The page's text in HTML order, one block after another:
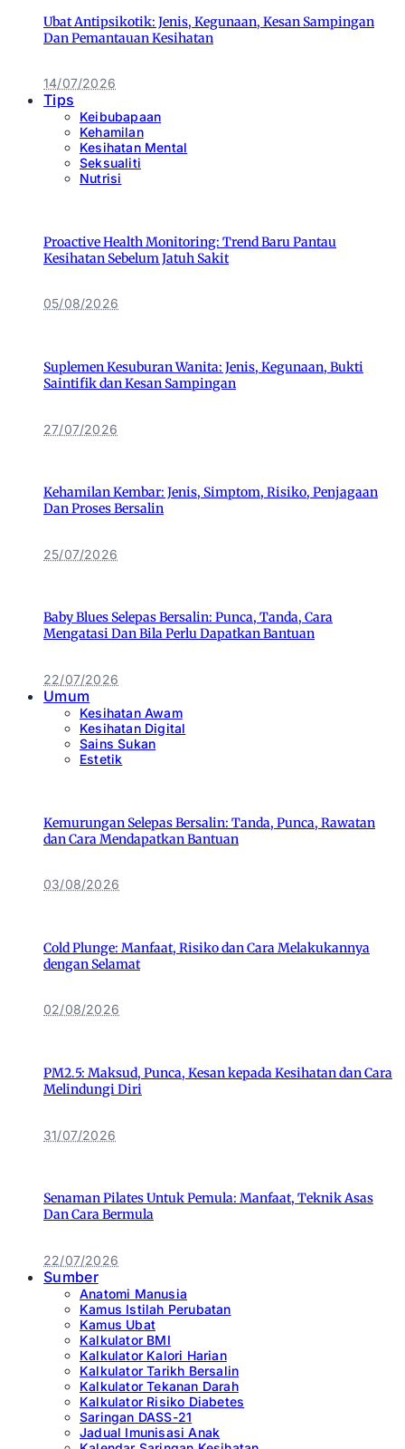
Ubat Antipsikotik: Jenis, Kegunaan, Kesan Sampingan
Dan Pemantauan Kesihatan
14/07/2026
Tips
Keibubapaan
Kehamilan
Kesihatan Mental
Seksualiti
Nutrisi
Proactive Health Monitoring: Trend Baru Pantau
Kesihatan Sebelum Jatuh Sakit
05/08/2026
Suplemen Kesuburan Wanita: Jenis, Kegunaan, Bukti
Saintifik dan Kesan Sampingan
27/07/2026
Kehamilan Kembar: Jenis, Simptom, Risiko, Penjagaan
Dan Proses Bersalin
25/07/2026
Baby Blues Selepas Bersalin: Punca, Tanda, Cara
Mengatasi Dan Bila Perlu Dapatkan Bantuan
22/07/2026
Umum
Kesihatan Awam
Kesihatan Digital
Sains Sukan
Estetik
Kemurungan Selepas Bersalin: Tanda, Punca, Rawatan
dan Cara Mendapatkan Bantuan
03/08/2026
Cold Plunge: Manfaat, Risiko dan Cara Melakukannya
dengan Selamat
02/08/2026
PM2.5: Maksud, Punca, Kesan kepada Kesihatan dan Cara
Melindungi Diri
31/07/2026
Senaman Pilates Untuk Pemula: Manfaat, Teknik Asas
Dan Cara Bermula
22/07/2026
Sumber
Anatomi Manusia
Kamus Istilah Perubatan
Kamus Ubat
Kalkulator BMI
Kalkulator Kalori Harian
Kalkulator Tarikh Bersalin
Kalkulator Tekanan Darah
Kalkulator Risiko Diabetes
Saringan DASS-21
Jadual Imunisasi Anak